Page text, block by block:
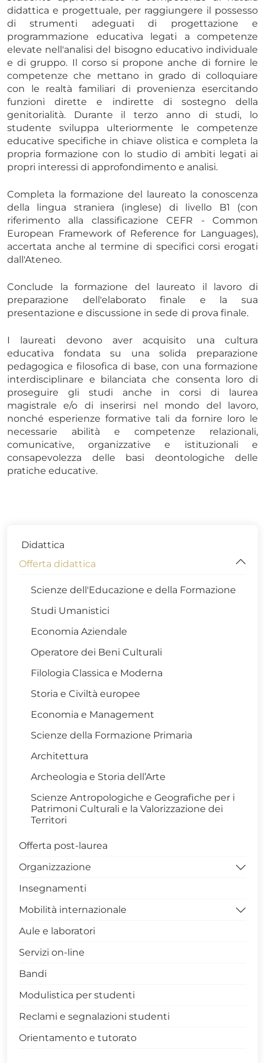
didattica e progettuale, per raggiungere il possesso
di strumenti adeguati di progettazione e
programmazione educativa legati a competenze
elevate nell'analisi del bisogno educativo individuale
e di gruppo. Il corso si propone anche di fornire le
competenze che mettano in grado di colloquiare
con le realtà familiari di provenienza esercitando
funzioni dirette e indirette di sostegno della
genitorialità. Durante il terzo anno di studi, lo
studente sviluppa ulteriormente le competenze
educative specifiche in chiave olistica e completa la
propria formazione con lo studio di ambiti legati ai
propri interessi di approfondimento e analisi.
Completa la formazione del laureato la conoscenza
della lingua straniera (inglese) di livello B1 (con
riferimento alla classificazione CEFR - Common
European Framework of Reference for Languages),
accertata anche al termine di specifici corsi erogati
dall'Ateneo.
Conclude la formazione del laureato il lavoro di
preparazione dell'elaborato finale e la sua
presentazione e discussione in sede di prova finale.
I laureati devono aver acquisito una cultura
educativa fondata su una solida preparazione
pedagogica e filosofica di base, con una formazione
interdisciplinare e bilanciata che consenta loro di
proseguire gli studi anche in corsi di laurea
magistrale e/o di inserirsi nel mondo del lavoro,
nonché esperienze formative tali da fornire loro le
necessarie abilità e competenze relazionali,
comunicative, organizzative e istituzionali e
consapevolezza delle basi deontologiche delle
pratiche educative.
Didattica
Offerta didattica
Scienze dell'Educazione e della Formazione
Studi Umanistici
Economia Aziendale
Operatore dei Beni Culturali
Filologia Classica e Moderna
Storia e Civiltà europee
Economia e Management
Scienze della Formazione Primaria
Architettura
Archeologia e Storia dell’Arte
Scienze Antropologiche e Geografiche per i
Patrimoni Culturali e la Valorizzazione dei
Territori
Offerta post-laurea
Organizzazione
Sede di Via N. Sauro – Potenza
Campus di Macchia Romana - Potenza
Campus di via Lanera - Matera
Insegnamenti
Mobilità internazionale
Avvisi mobilità internazionale
Aule e laboratori
Servizi on-line
Bandi
Modulistica per studenti
Reclami e segnalazioni studenti
Orientamento e tutorato